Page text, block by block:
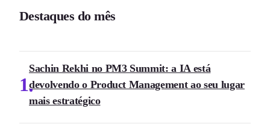
Destaques do mês
1
Sachin Rekhi no PM3 Summit: a IA está
devolvendo o Product Management ao seu lugar
mais estratégico